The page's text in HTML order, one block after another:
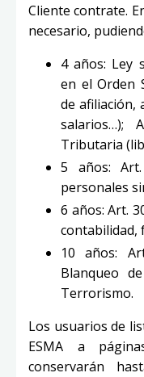
Cliente contrate.
necesario,
4 años: Ley
en el Orden
de afiliación,
salarios…);
Tributaria
5 años: Art.
personales
6 años: Art.
contabilidad,
10 años:
Blanqueo
Terrorismo.
Los usuarios de
ESMA a
conservarán